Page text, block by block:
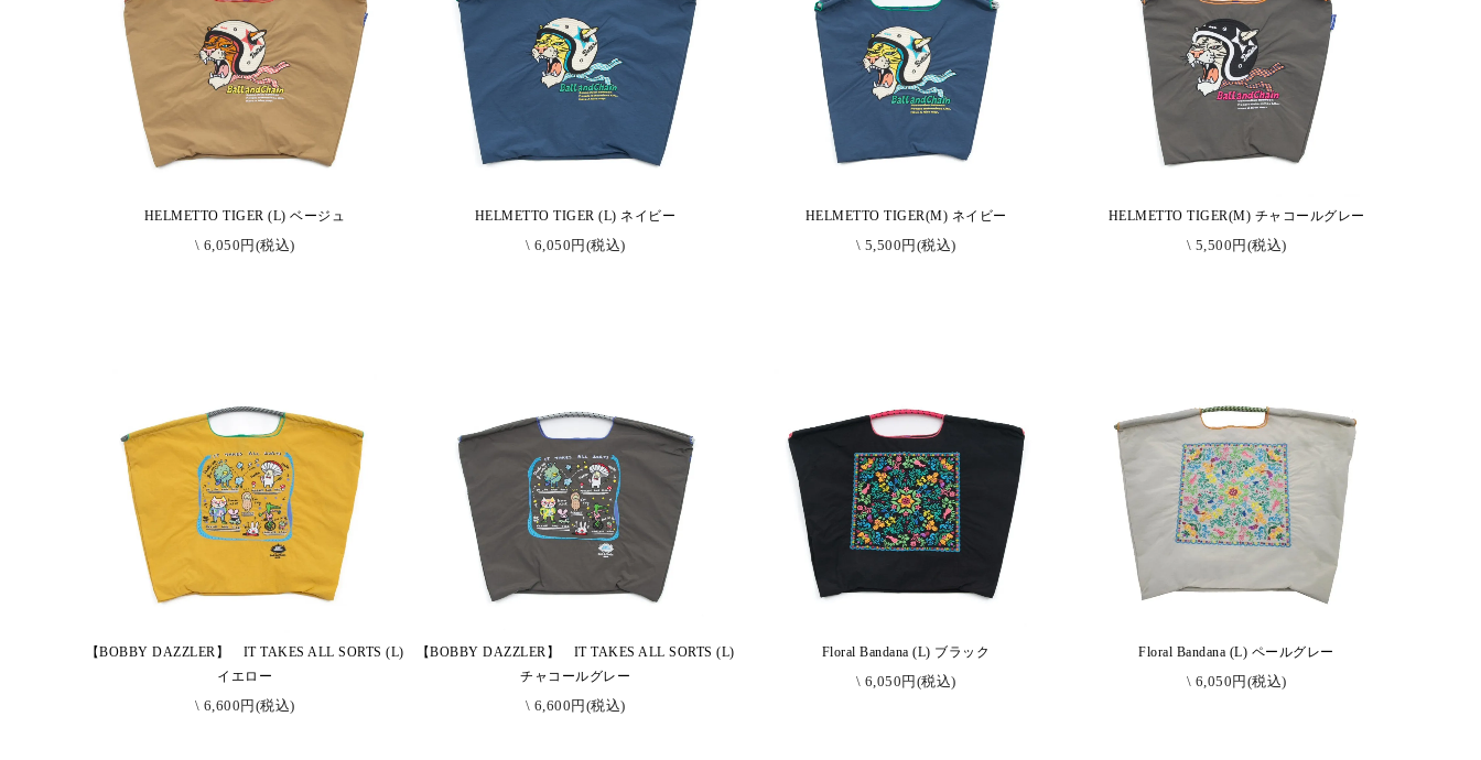
HELMETTO TIGER (L) ベージュ
\ 6,050円(税込)
HELMETTO TIGER (L) ネイビー
\ 6,050円(税込)
HELMETTO TIGER(M) ネイビー
\ 5,500円(税込)
HELMETTO TIGER(M) チャコールグレー
\ 5,500円(税込)
【BOBBY DAZZLER】 IT TAKES ALL SORTS (L)
イエロー
\ 6,600円(税込)
【BOBBY DAZZLER】 IT TAKES ALL SORTS (L)
チャコールグレー
\ 6,600円(税込)
Floral Bandana (L) ブラック
\ 6,050円(税込)
Floral Bandana (L) ペールグレー
\ 6,050円(税込)